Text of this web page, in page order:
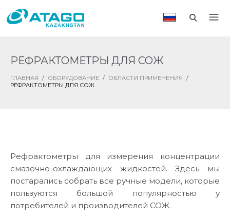
РЕФРАКТОМЕТРЫ ДЛЯ СОЖ
ГЛАВНАЯ / ОБОРУДОВАНИЕ / ОБЛАСТИ ПРИМЕНЕНИЯ /
РЕФРАКТОМЕТРЫ ДЛЯ СОЖ
Рефрактометры для измерения концентрации
смазочно-охлаждающих жидкостей. Здесь мы
постарались собрать все ручные модели, которые
пользуются большой популярностью у
потребителей и производителей СОЖ.